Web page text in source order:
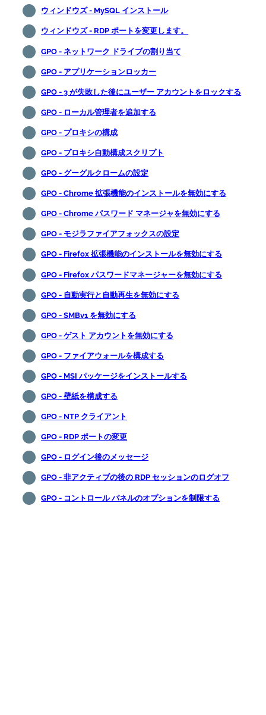
ウィンドウズ - MySQL インストール
ウィンドウズ - RDP ポートを変更します。
GPO - ネットワーク ドライブの割り当て
GPO - アプリケーションロッカー
GPO - 3 が失敗した後にユーザー アカウントをロックする
GPO - ローカル管理者を追加する
GPO - プロキシの構成
GPO - プロキシ自動構成スクリプト
GPO - グーグルクロームの設定
GPO - Chrome 拡張機能のインストールを無効にする
GPO - Chrome パスワード マネージャを無効にする
GPO - モジラファイアフォックスの設定
GPO - Firefox 拡張機能のインストールを無効にする
GPO - Firefox パスワードマネージャーを無効にする
GPO - 自動実行と自動再生を無効にする
GPO - SMBv1 を無効にする
GPO - ゲスト アカウントを無効にする
GPO - ファイアウォールを構成する
GPO - MSI パッケージをインストールする
GPO - 壁紙を構成する
GPO - NTP クライアント
GPO - RDP ポートの変更
GPO - ログイン後のメッセージ
GPO - 非アクティブの後の RDP セッションのログオフ
GPO - コントロール パネルのオプションを制限する